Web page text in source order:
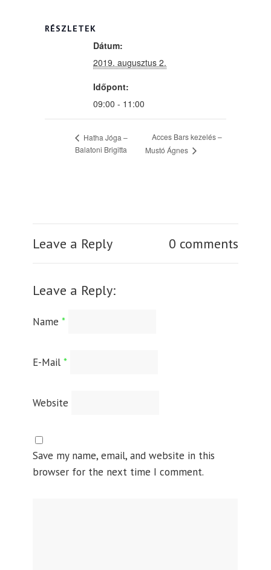
RÉSZLETEK
Dátum:
2019. augusztus 2.
Időpont:
09:00 - 11:00
Hatha Jóga –
Balatoni Brigitta
Acces Bars kezelés –
Mustó Ágnes
Leave a Reply 0 comments
Leave a Reply:
Name *
E-Mail *
Website
Save my name, email, and website in this
browser for the next time I comment.